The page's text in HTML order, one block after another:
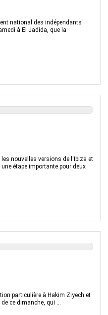
national des indépendants
à El Jadida, que la
nouvelles versions de l'Ibiza et
étape importante pour deux
particulière à Hakim Ziyech et
ce dimanche, qui ...